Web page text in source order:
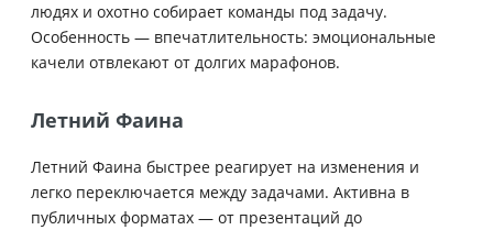
людях и охотно собирает команды под задачу.
Особенность — впечатлительность: эмоциональные
качели отвлекают от долгих марафонов.
Летний Фаина
Летний Фаина быстрее реагирует на изменения и
легко переключается между задачами. Активна в
публичных форматах — от презентаций до